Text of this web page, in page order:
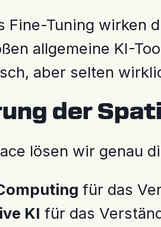
Fine-Tuning wirken
allgemeine KI-
aber selten
der
lösen wir genau
für das
KI für das